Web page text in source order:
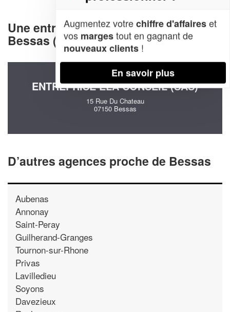
Une entreprise decommunication à
Bessas (07150)
ENTREPRISE ELA CONSEIL (SAS)
15 Rue Du Chateau
07150 Bessas
D’autres agences proche de Bessas
Aubenas
Annonay
Saint-Peray
Guilherand-Granges
Tournon-sur-Rhone
Privas
Lavilledieu
Soyons
Davezieux
Augmentez votrechiffre d'affaireset
vos margestout en gagnant de
nouveaux clients !
En savoir plus